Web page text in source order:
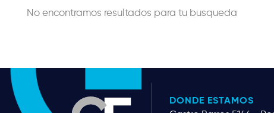
No encontramos resultados para tu busqueda
DONDE ESTAMOS